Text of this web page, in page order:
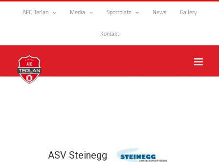
Zum
AFC Terlan Media Sportplatz News Gallery
Kontakt
ASV Steinegg